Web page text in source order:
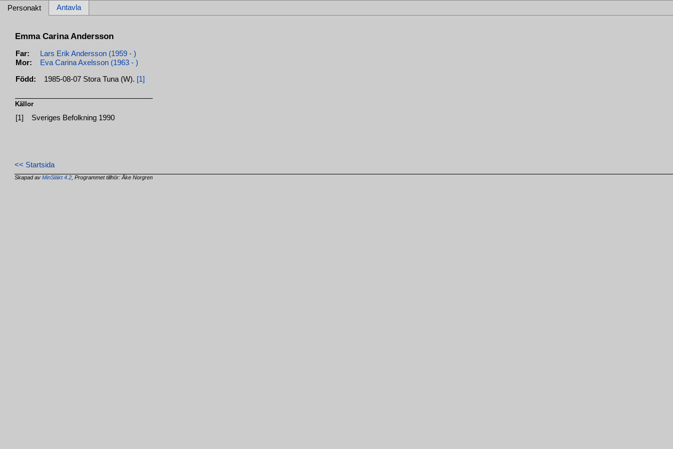
Personakt Antavla
Emma Carina Andersson
Far:
Lars Erik Andersson (1959 - )
Mor:
Eva Carina Axelsson (1963 - )
Född: 1985-08-07 Stora Tuna (W). [1]
Källor
[1] Sveriges Befolkning 1990
<< Startsida
Skapad avMinSläkt 4.2 , Programmet tillhör: Åke Norgren